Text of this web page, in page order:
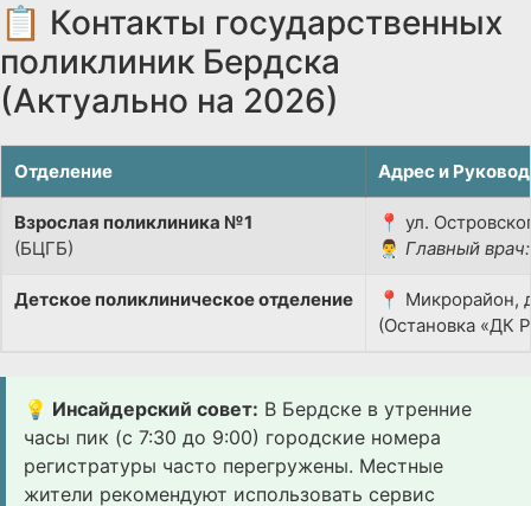
📋 Контакты государственных
поликлиник Бердска
(Актуально на 2026)
Отделение Адрес и
Взрослая поликлиника №1
(БЦГБ)
📍 ул.
👨‍⚕️ Главный врач:
Детское поликлиническое отделение
📍 Микрорайон,
(Остановка «ДК
💡 Инсайдерский совет: В Бердске в утренние
часы пик (с 7:30 до 9:00) городские номера
регистратуры часто перегружены. Местные
жители рекомендуют использовать сервис